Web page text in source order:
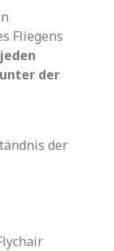
Fliegens
der
der